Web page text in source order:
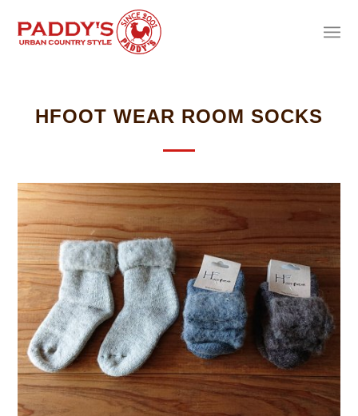
HFOOT WEAR ROOM SOCKS